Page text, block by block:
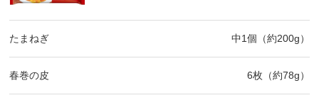
たまねぎ 中1個（約200g）
春巻の皮 6枚（約78g）